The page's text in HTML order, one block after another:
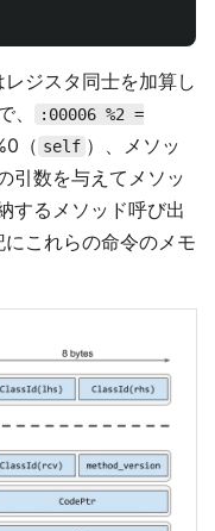
レジスタ同士を加算し
、
:00006 %2 =
（ self ）、メソッ
引数を与えてメソッ
するメソッド呼び出
にこれらの命令のメモ